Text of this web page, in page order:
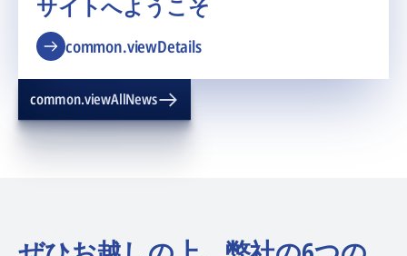
サイトへようこそ
common.viewDetails
common.viewAllNews